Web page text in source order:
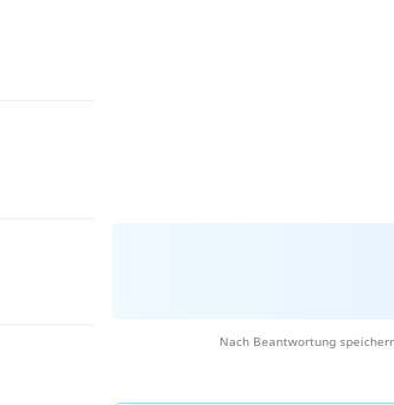
Nach Beantwortung